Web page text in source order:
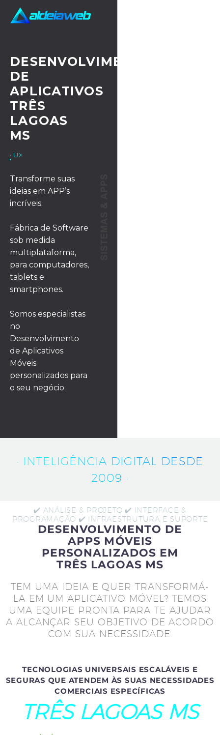
DESENVOLVIMENTO
DE
APLICATIVOS
TRÊS
LAGOAS
MS
· UX/UI DESIGN
Transforme suas
ideias em APP’s
incríveis.
Fábrica de Software
sob medida
multiplataforma,
para computadores,
tablets e
smartphones.
Somos especialistas
no
Desenvolvimento
de Aplicativos
Móveis
personalizados para
o seu negócio.
· INTELIGÊNCIA DIGITAL DESDE
2009 ·
✔️ ANÁLISE & PROJETO ✔️ INTERFACE &
PROGRAMAÇÃO ✔️ INFRAESTRUTURA E SUPORTE
DESENVOLVIMENTO DE
APPS MÓVEIS
PERSONALIZADOS EM
TRÊS LAGOAS MS
TEM UMA IDEIA E QUER TRANSFORMÁ-
LA EM UM APLICATIVO MÓVEL? TEMOS
UMA EQUIPE PRONTA PARA TE AJUDAR
A ALCANÇAR SEU OBJETIVO DE ACORDO
COM SUA NECESSIDADE.
TECNOLOGIAS UNIVERSAIS ESCALÁVEIS E
SEGURAS QUE ATENDEM ÀS SUAS NECESSIDADES
COMERCIAIS ESPECÍFICAS
TRÊS LAGOAS MS